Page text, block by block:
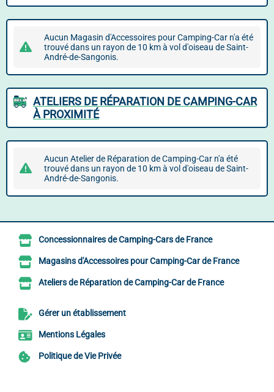
Aucun Magasin d'Accessoires pour Camping-Car n'a été
trouvé dans un rayon de 10 km à vol d'oiseau de Saint-
André-de-Sangonis.
ATELIERS DE RÉPARATION DE CAMPING-CAR
À PROXIMITÉ
Aucun Atelier de Réparation de Camping-Car n'a été
trouvé dans un rayon de 10 km à vol d'oiseau de Saint-
André-de-Sangonis.
Concessionnaires de Camping-Cars de France
Magasins d'Accessoires pour Camping-Car de France
Ateliers de Réparation de Camping-Car de France
Gérer un établissement
Mentions Légales
Politique de Vie Privée